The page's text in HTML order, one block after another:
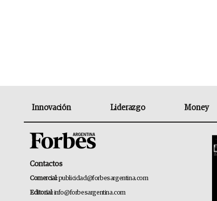
Innovación Liderazgo Money
Contactos
Comercial:publicidad@forbesargentina.com
Editorial:info@forbesargentina.com